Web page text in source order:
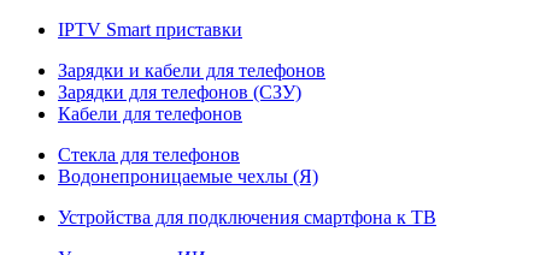
IPTV Smart приставки
Зарядки и кабели для телефонов
Зарядки для телефонов (СЗУ)
Кабели для телефонов
Стекла для телефонов
Водонепроницаемые чехлы (Я)
Устройства для подключения смартфона к ТВ